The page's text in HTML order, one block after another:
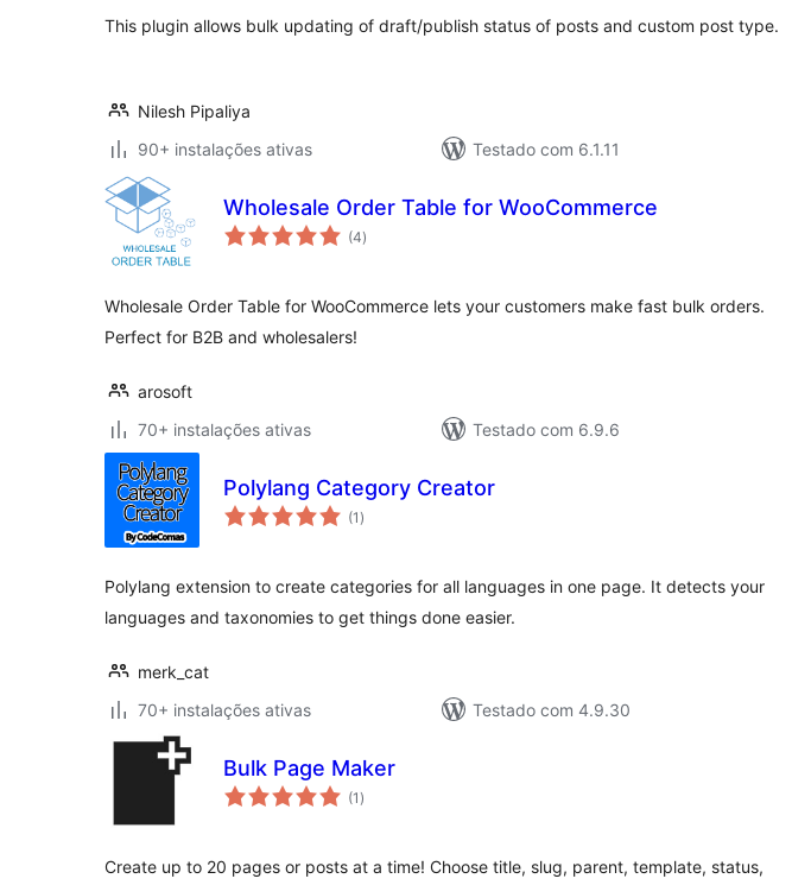
This plugin allows bulk updating of draft/publish status of posts and custom post type.
Nilesh Pipaliya
90+ instalações ativas
Testado com 6.1.11
Wholesale Order Table for WooCommerce
(4avaliações
totais
)
Wholesale Order Table for WooCommerce lets your customers make fast bulk orders.
Perfect for B2B and wholesalers!
arosoft
70+ instalações ativas
Testado com 6.9.6
Polylang Category Creator
(1 avaliações
totais
)
Polylang extension to create categories for all languages in one page. It detects your
languages and taxonomies to get things done easier.
merk_cat
70+ instalações ativas
Testado com 4.9.30
Bulk Page Maker
(1 avaliações
totais
)
Create up to 20 pages or posts at a time! Choose title, slug, parent, template, status,